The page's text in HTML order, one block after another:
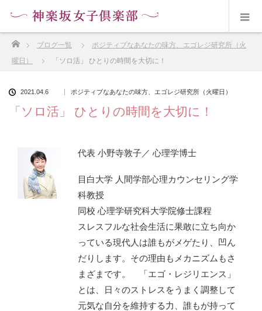
ブログ一覧
ポジティブなあなたの味方、エゴレジ研究所（火
曜日）
「ソロ活」 ひとりの時間を大切に！
2021.04.6 ポジティブなあなたの味方、エゴレジ研究所（火曜日）
「ソロ活」 ひとりの時間を大切に！
代表 小野寺敦子／ 心理学博士
目白大学 人間学部心理カウンセリング学
科教授
同校 心理学研究科大学院修士課程
スレスフルな社会生活に果敢に立ち向か
っている現代人は誰もがメゲたり、凹ん
だりします。その理由もメカニズムもさ
まざまです。 「エゴ・レジリエンス」
とは、日々のストレスをうまく調整して
元気な自分を維持する力、誰もが持って